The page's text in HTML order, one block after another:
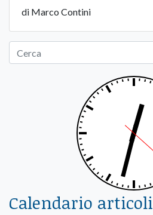
di Marco Contini
Calendario articoli